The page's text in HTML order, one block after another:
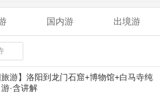
国内游 出境游
旅游】洛阳到龙门石窟+博物馆+白马寺纯
·含讲解